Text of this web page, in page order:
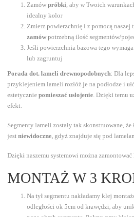
Zamów próbki , aby w Twoich
idealny kolor
Zmierz powierzchnię i z pomocą naszej
zamów potrzebną ilość segmentów/
Jeśli powierzchnia bazowa tego
lub zagruntuj
Porada dot. lameli drewnopodobnych: Dla
przyklejeniem lameli rozłóż je na podłodze i
estetycznie pomieszać usłojenie . Dzięki temu
efekt.
Segmenty lameli zostały tak skonstruowane, że
jest niewidoczne , gdyż znajduje się pod
Dzięki naszemu systemowi można zamontować
MONTAŻ W 3
Na tył segmentu nakładamy klej
odległości ok 5cm od krawędzi, aby